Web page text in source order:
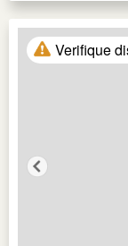
Verifique